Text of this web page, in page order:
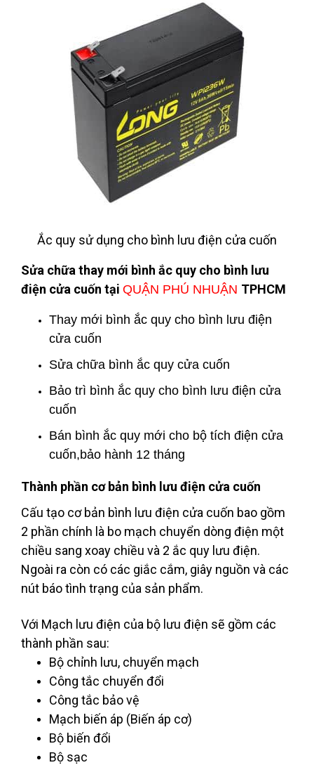
Ắc quy sử dụng cho bình lưu điện cửa cuốn
Sửa chữa thay mới bình ắc quy cho bình lưu
điện cửa cuốn tại QUẬN PHÚ NHUẬN TPHCM
Thay mới bình ắc quy cho bình lưu điện
cửa cuốn
Sửa chữa bình ắc quy cửa cuốn
Bảo trì bình ắc quy cho bình lưu điện cửa
cuốn
Bán bình ắc quy mới cho bộ tích điện cửa
cuốn,bảo hành 12 tháng
Thành phần cơ bản bình lưu điện cửa cuốn
Cấu tạo cơ bản bình lưu điện cửa cuốn bao gồm
2 phần chính là bo mạch chuyển dòng điện một
chiều sang xoay chiều và 2 ắc quy lưu điện.
Ngoài ra còn có các giắc cắm, giây nguồn và các
nút báo tình trạng của sản phẩm.
Với Mạch lưu điện của bộ lưu điện sẽ gồm các
thành phần sau:
Bộ chỉnh lưu, chuyển mạch
Công tắc chuyển đổi
Công tắc bảo vệ
Mạch biến áp (Biến áp cơ)
Bộ biến đổi
Bộ sạc